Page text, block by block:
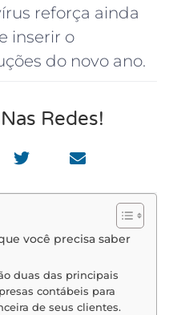
reforça ainda
inserir o
do novo ano.
Redes!
você precisa saber
duas das principais
contábeis para
de seus clientes.